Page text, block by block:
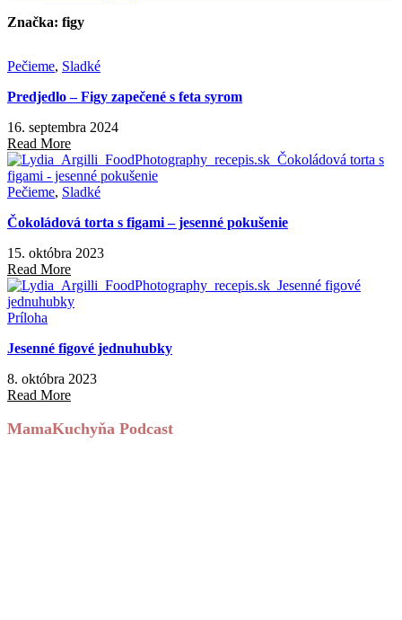
Značka: figy
Pečieme, Sladké
Predjedlo – Figy zapečené s feta syrom
16. septembra 2024
Read More
Pečieme, Sladké
Čokoládová torta s figami – jesenné pokušenie
15. októbra 2023
Read More
Príloha
Jesenné figové jednuhubky
8. októbra 2023
Read More
MamaKuchyňa Podcast